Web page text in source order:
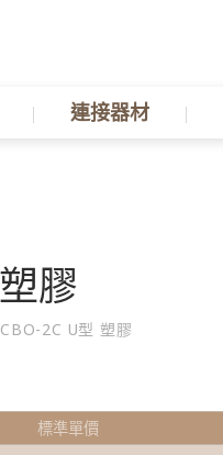
連接器材
膠
CBO-2C U型 塑膠
標準單價